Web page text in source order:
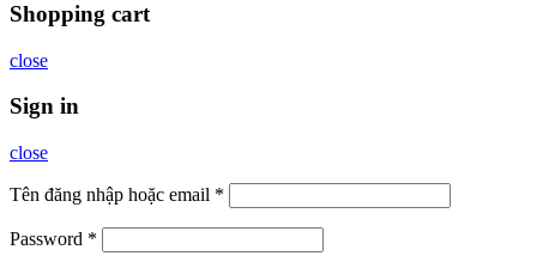
Shopping cart
close
Sign in
close
Tên đăng nhập hoặc email *
Password *